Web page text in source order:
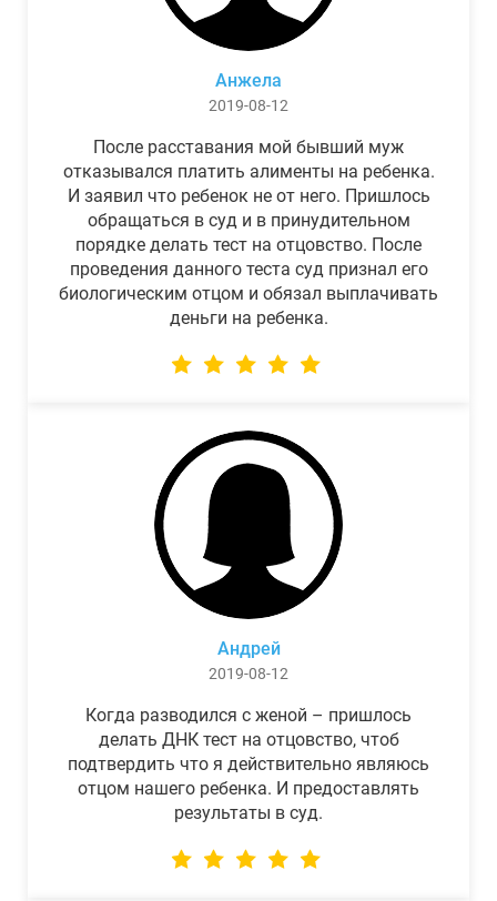
Анжела
2019-08-12
После расставания мой бывший муж
отказывался платить алименты на ребенка.
И заявил что ребенок не от него. Пришлось
обращаться в суд и в принудительном
порядке делать тест на отцовство. После
проведения данного теста суд признал его
биологическим отцом и обязал выплачивать
деньги на ребенка.
Андрей
2019-08-12
Когда разводился с женой – пришлось
делать ДНК тест на отцовство, чтоб
подтвердить что я действительно являюсь
отцом нашего ребенка. И предоставлять
результаты в суд.